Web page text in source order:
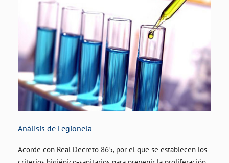
Análisis de Legionela
Acorde con Real Decreto 865, por el que se establecen los